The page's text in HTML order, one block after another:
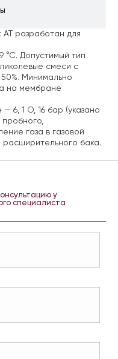
разработан для
°С. Допустимый тип
смеси с
Минимально
на мембране
6, 1 О, 16 бар (указано
пробного,
газа в газовой
расширительного бака.
у
специалиста